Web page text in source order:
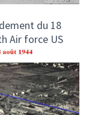
du 18
Air force US